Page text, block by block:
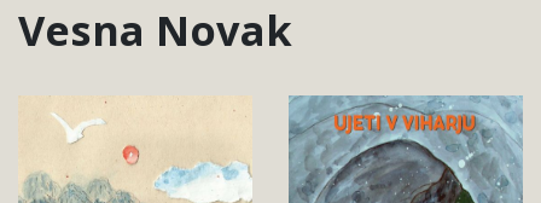
Vesna Novak